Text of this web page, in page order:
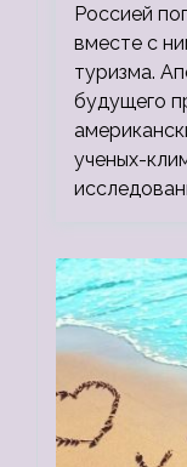
Россией
вместе с
туризма.
будущего
ученых-